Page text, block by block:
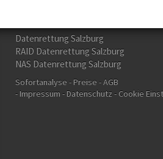
Datenrettung Salzburg
RAID Datenrettung Salzburg
NAS Datenrettung Salzburg
Sofortanalyse Preise
AGB
Impressum
Datenschutz Cookie